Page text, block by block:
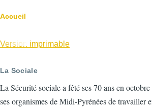
Fil
d'Ariane
Accueil
Version imprimable
La Sociale
La Sécurité sociale a fêté ses 70 ans en
ses organismes de Midi-Pyrénées de travailler